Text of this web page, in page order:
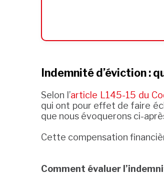
Indemnité d’éviction :
Selon l’article L145-15 du
qui ont pour effet de faire
que nous évoquerons ci-
Cette compensation
Comment évaluer